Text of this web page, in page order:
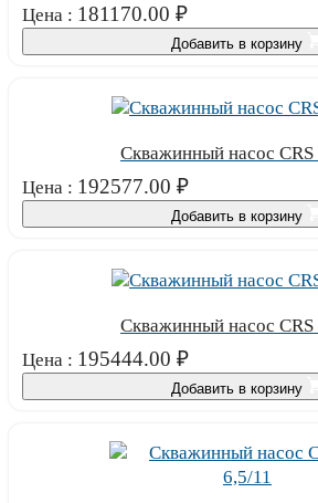
Цена : 181170.00 ₽
Добавить в корзину
Скважинный насос
Цена : 192577.00 ₽
Добавить в корзину
Скважинный насос
Цена : 195444.00 ₽
Добавить в корзину